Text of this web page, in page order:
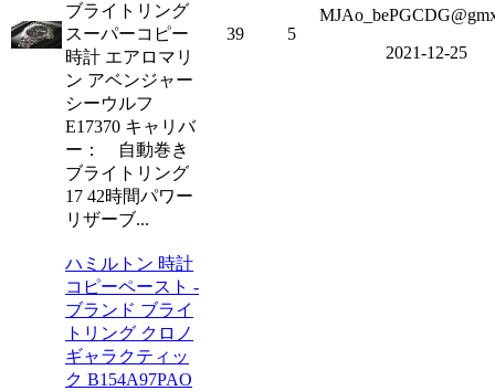
ブライトリング
スーパーコピー
時計 エアロマリ
ン アベンジャー
シーウルフ
E17370 キャリバ
ー： 自動巻き
ブライトリング
17 42時間パワー
リザーブ...
39 5
2021-12-25
ハミルトン 時計
コピーペースト -
ブランド ブライ
トリング クロノ
ギャラクティッ
ク B154A97PAO